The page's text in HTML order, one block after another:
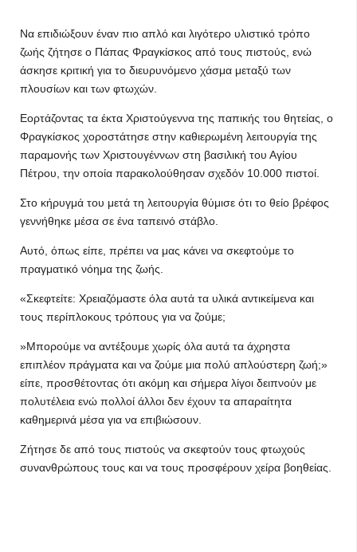
Να επιδιώξουν έναν πιο απλό και λιγότερο υλιστικό τρόπο
ζωής ζήτησε ο Πάπας Φραγκίσκος από τους πιστούς, ενώ
άσκησε κριτική για το διευρυνόμενο χάσμα μεταξύ των
πλουσίων και των φτωχών.
Εορτάζοντας τα έκτα Χριστούγεννα της παπικής του θητείας, ο
Φραγκίσκος χοροστάτησε στην καθιερωμένη λειτουργία της
παραμονής των Χριστουγέννων στη βασιλική του Αγίου
Πέτρου, την οποία παρακολούθησαν σχεδόν 10.000 πιστοί.
Στο κήρυγμά του μετά τη λειτουργία θύμισε ότι το θείο βρέφος
γεννήθηκε μέσα σε ένα ταπεινό στάβλο.
Αυτό, όπως είπε, πρέπει να μας κάνει να σκεφτούμε το
πραγματικό νόημα της ζωής.
«Σκεφτείτε: Χρειαζόμαστε όλα αυτά τα υλικά αντικείμενα και
τους περίπλοκους τρόπους για να ζούμε;
»Μπορούμε να αντέξουμε χωρίς όλα αυτά τα άχρηστα
επιπλέον πράγματα και να ζούμε μια πολύ απλούστερη ζωή;»
είπε, προσθέτοντας ότι ακόμη και σήμερα λίγοι δειπνούν με
πολυτέλεια ενώ πολλοί άλλοι δεν έχουν τα απαραίτητα
καθημερινά μέσα για να επιβιώσουν.
Ζήτησε δε από τους πιστούς να σκεφτούν τους φτωχούς
συνανθρώπους τους και να τους προσφέρουν χείρα βοηθείας.